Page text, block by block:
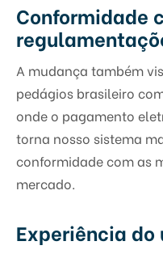
Conformidade
A mudança também
pedágios brasileiro
onde o pagamento
torna nosso sistema
conformidade com as
mercado.
Experiência do